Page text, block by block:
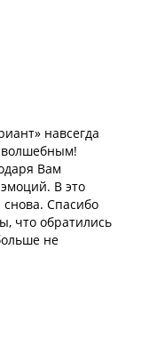
навсегда
волшебным!
Вам
В это
снова. Спасибо
что обратились
не